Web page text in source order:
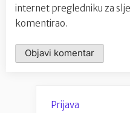
internet pregledniku za
komentirao.
Prijava